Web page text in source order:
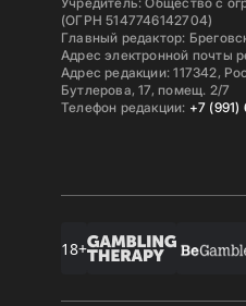
(ОГРН 5147746142704)
Главный редактор:
Адрес электронной почты
Адрес редакции: 117342,
Бутлерова, 17, помещ. 2/7
Телефон редакции: +7
18+